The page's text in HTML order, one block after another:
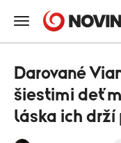
Darované
šiestimi
láska ich